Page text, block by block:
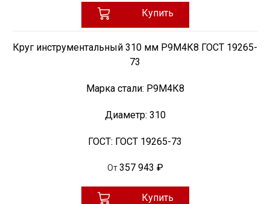
Купить
Круг инструментальный 310 мм Р9М4К8 ГОСТ 19265-
73
Марка стали: Р9М4К8
Диаметр: 310
ГОСТ: ГОСТ 19265-73
От 357 943 ₽
Купить